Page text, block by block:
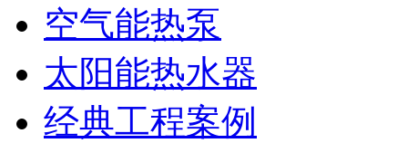
空气能热泵
太阳能热水器
经典工程案例